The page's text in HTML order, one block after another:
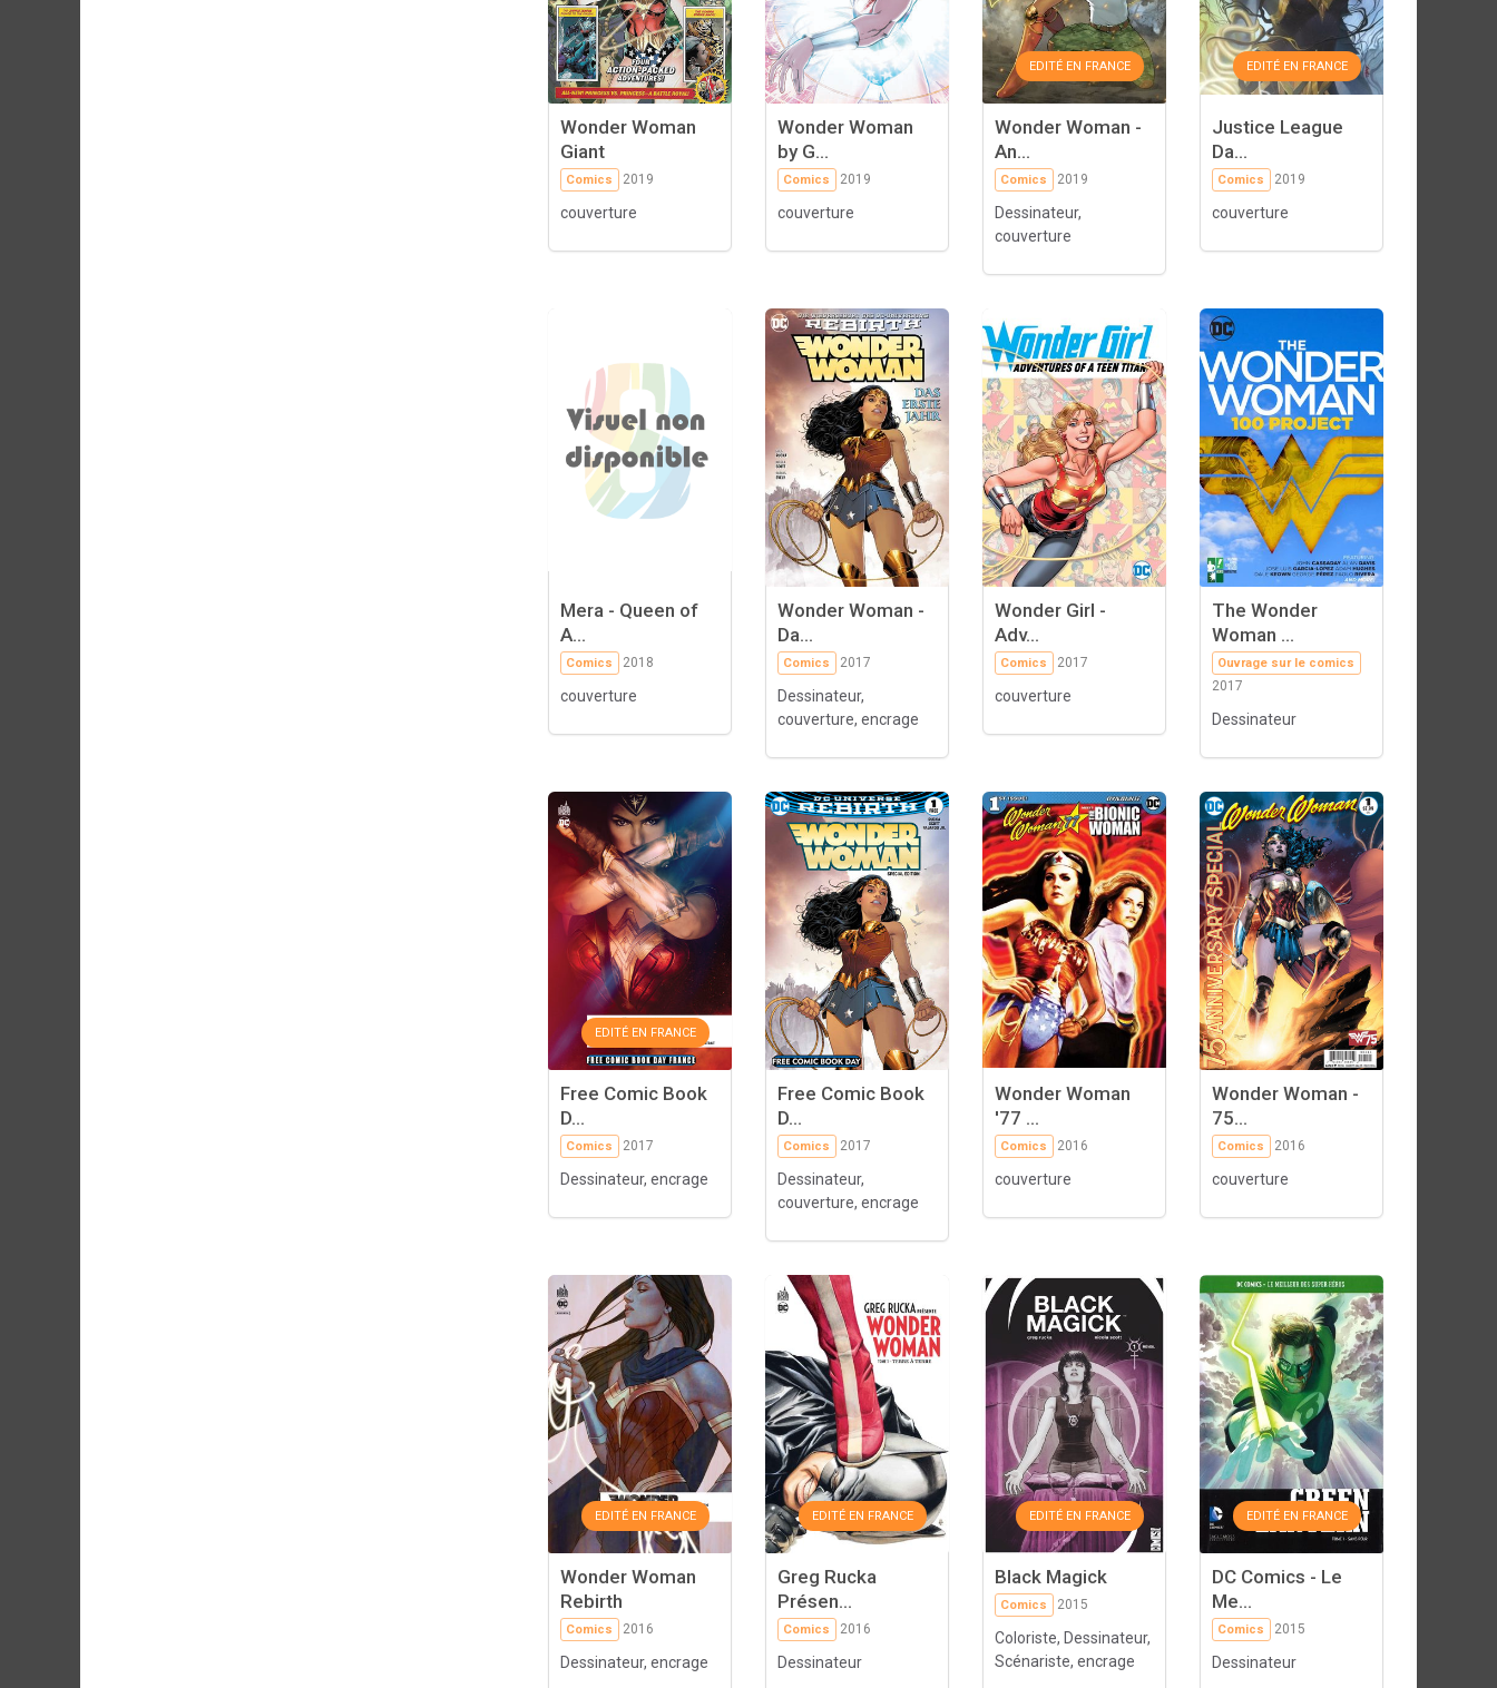
Wonder Woman
Giant
Comics 2019
couverture
Wonder Woman
by G...
Comics 2019
couverture
EDITÉ EN FRANCE
Wonder Woman -
An...
Comics 2019
Dessinateur,
couverture
EDITÉ EN FRANCE
Justice League
Da...
Comics 2019
couverture
Mera - Queen of
A...
Comics 2018
couverture
Wonder Woman -
Da...
Comics 2017
Dessinateur,
couverture, encrage
Wonder Girl -
Adv...
Comics 2017
couverture
The Wonder
Woman ...
Ouvrage sur le comics
2017
Dessinateur
EDITÉ EN FRANCE
Free Comic Book
D...
Comics 2017
Dessinateur, encrage
Free Comic Book
D...
Comics 2017
Dessinateur,
couverture, encrage
Wonder Woman
'77 ...
Comics 2016
couverture
Wonder Woman -
75...
Comics 2016
couverture
EDITÉ EN FRANCE
Wonder Woman
Rebirth
Comics 2016
Dessinateur, encrage
EDITÉ EN FRANCE
Greg Rucka
Présen...
Comics 2016
Dessinateur
EDITÉ EN FRANCE
Black Magick
Comics 2015
Coloriste, Dessinateur,
Scénariste, encrage
EDITÉ EN FRANCE
DC Comics - Le
Me...
Comics 2015
Dessinateur